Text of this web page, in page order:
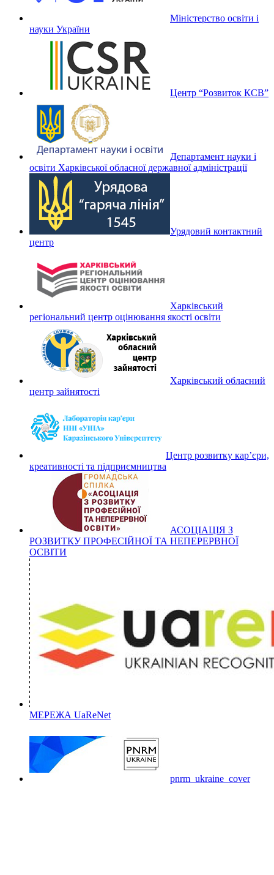
Міністерство освіти і
науки України
Центр “Розвиток КСВ”
Департамент науки і
освіти Харківської обласної державної адміністрації
Урядовий контактний
центр
Харківський
регіональний центр оцінювання якості освіти
Харківський обласний
центр зайнятості
Центр розвитку кар’єри,
креативності та підприємництва
АСОЦІАЦІЯ З
РОЗВИТКУ ПРОФЕСІЙНОЇ ТА НЕПЕРЕРВНОЇ
ОСВІТИ
МЕРЕЖА UaReNet
pnrm_ukraine_cover